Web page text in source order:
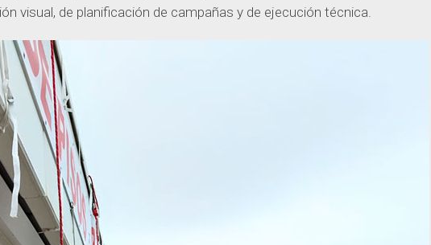
visual, de planificación de campañas y de ejecución técnica.